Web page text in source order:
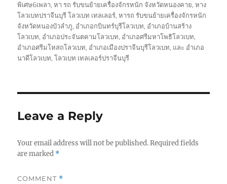
พิเศษ6เพลา,หา รถ รับขนย้ายเครื่องจักรหนัก จังหวัดหนองคาย,หาง
โลวเบทปราจีนบุรี โลวเบท เทลเลอร์,หารถ รับขนย้ายเครื่องจักรหนัก
จังหวัดหนองบัวลำภู, อำเภอกบินทร์บุรีโลวเบท, อำเภอบ้านสร้าง
โลวเบท, อำเภอประจันตคามโลวเบท, อำเภอศรีมหาโพธิโลวเบท,
อำเภอศรีมโหสถโลวเบท, อำเภอเมืองปราจีนบุรีโลวเบท, และ อำเภอ
นาดีโลวเบท,โลวเบท เทลเลอร์ปราจีนบุรี
Leave a Reply
Your email address will not be published. Required fields
are marked *
COMMENT *